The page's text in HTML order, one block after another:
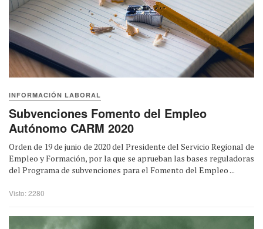
INFORMACIÓN LABORAL
Subvenciones Fomento del Empleo
Autónomo CARM 2020
Orden de 19 de junio de 2020 del Presidente del Servicio Regional de
Empleo y Formación, por la que se aprueban las bases reguladoras
del Programa de subvenciones para el Fomento del Empleo ...
Visto: 2280